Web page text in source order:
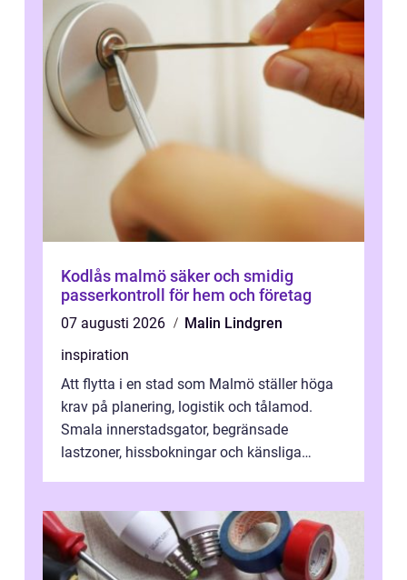
Kodlås malmö säker och smidig
passerkontroll för hem och företag
07 augusti 2026
Malin Lindgren
inspiration
Att flytta i en stad som Malmö ställer höga
krav på planering, logistik och tålamod.
Smala innerstadsgator, begränsade
lastzoner, hissbokningar och känsliga